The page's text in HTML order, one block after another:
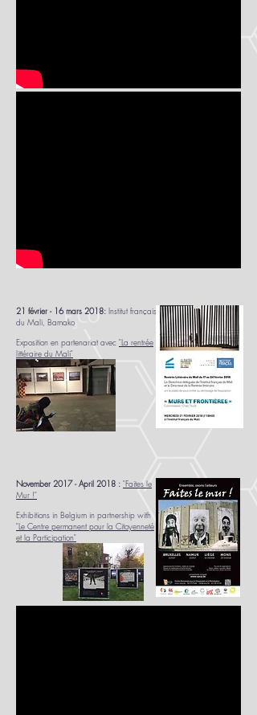
21 février - 16 mars 2018: Institut français
du Mali, Bamako
Exposition en partenariat avec "La rentrée
littéraire du Mali"
November 2017 - April 2018 : "Faites le
Mur !"
Exhibitions in Belgium in partnership with
"Le Centre permanent pour la Citoyenneté
et la Participation"